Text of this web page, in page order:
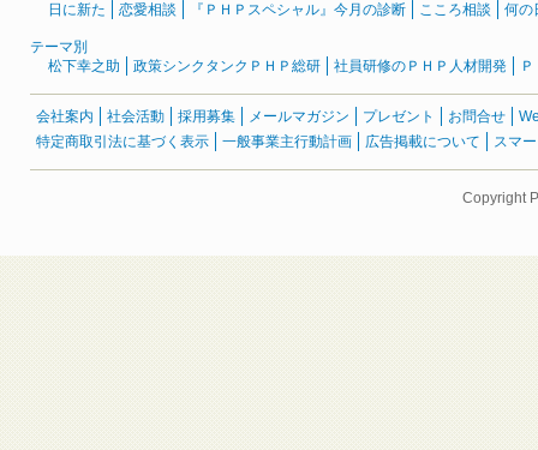
日に新た
恋愛相談 『ＰＨＰスペシャル』今月の診断 こころ相談 何の
テーマ別
松下幸之助
政策シンクタンクＰＨＰ総研 社員研修のＰＨＰ人材開発
会社案内 社会活動 採用募集 メールマガジン プレゼント お問合せ
特定商取引法に基づく表示
一般事業主行動計画 広告掲載について スマ
Copyright